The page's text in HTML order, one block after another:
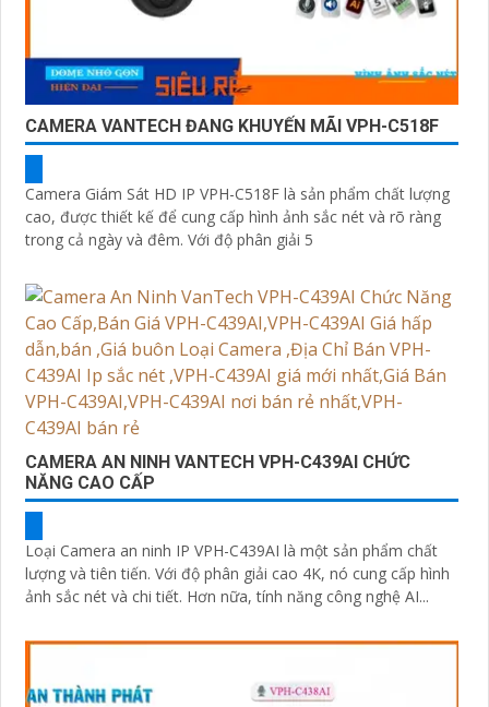
CAMERA VANTECH ĐANG KHUYẾN MÃI VPH-C518F
Camera Giám Sát HD IP VPH-C518F là sản phẩm chất lượng
cao, được thiết kế để cung cấp hình ảnh sắc nét và rõ ràng
trong cả ngày và đêm. Với độ phân giải 5
CAMERA AN NINH VANTECH VPH-C439AI CHỨC
NĂNG CAO CẤP
Loại Camera an ninh IP VPH-C439AI là một sản phẩm chất
lượng và tiên tiến. Với độ phân giải cao 4K, nó cung cấp hình
ảnh sắc nét và chi tiết. Hơn nữa, tính năng công nghệ AI...